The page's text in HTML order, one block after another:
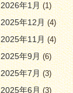
2026年1月(1)
2025年12月(4)
2025年11月(4)
2025年9月(6)
2025年7月(3)
2025年6月(3)